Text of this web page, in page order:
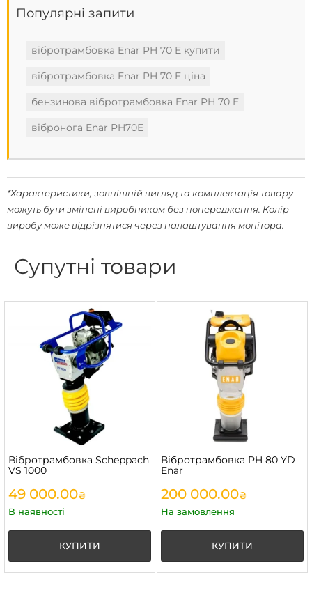
Популярні запити
вібротрамбовка Enar PH 70 E купити
вібротрамбовка Enar PH 70 E ціна
бензинова вібротрамбовка Enar PH 70 E
вібронога Enar PH70E
*Характеристики, зовнішній вигляд та комплектація товару
можуть бути змінені виробником без попередження. Колір
виробу може відрізнятися через налаштування монітора.
Супутні товари
Вібротрамбовка Scheppach
VS 1000
49 000.00₴
В наявності
КУПИТИ
Вібротрамбовка PH 80 YD
Enar
200 000.00₴
На замовлення
КУПИТИ